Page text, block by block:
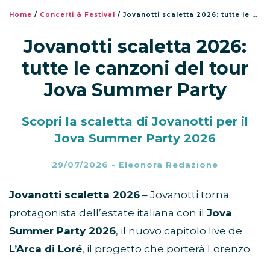
Home / Concerti & Festival / Jovanotti scaletta 2026: tutte le canzoni del tour Jova Summer Party
Jovanotti scaletta 2026:
tutte le canzoni del tour
Jova Summer Party
Scopri la scaletta di Jovanotti per il
Jova Summer Party 2026
29/07/2026 - Eleonora Redazione
Jovanotti scaletta 2026 – Jovanotti torna
protagonista dell’estate italiana con il Jova
Summer Party 2026, il nuovo capitolo live de
L’Arca di Loré, il progetto che porterà Lorenzo